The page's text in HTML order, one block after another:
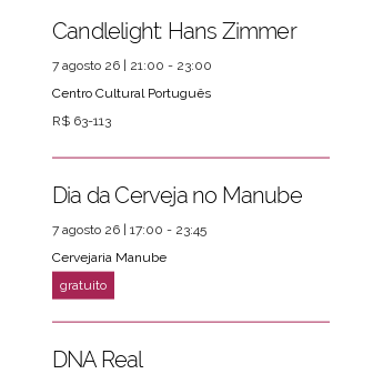
Candlelight: Hans Zimmer
7 agosto 26 | 21:00 - 23:00
Centro Cultural Português
R$ 63-113
Dia da Cerveja no Manube
7 agosto 26 | 17:00 - 23:45
Cervejaria Manube
DNA Real